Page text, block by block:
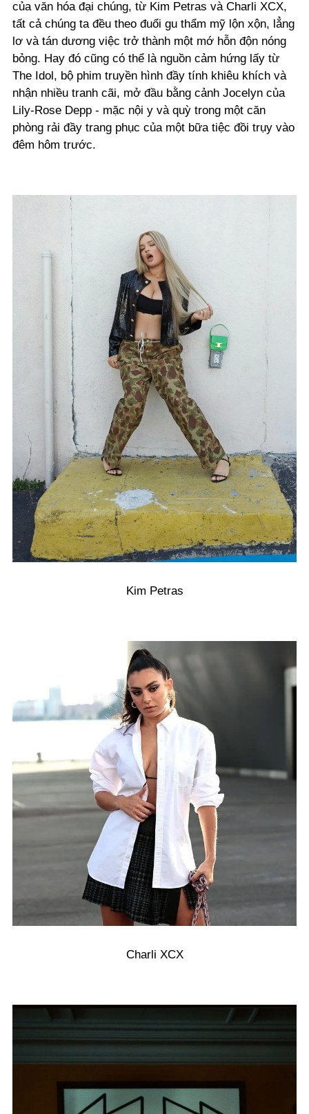
của văn hóa đại chúng, từ Kim Petras và Charli XCX,
tất cả chúng ta đều theo đuổi gu thẩm mỹ lộn xộn, lẳng
lơ và tán dương việc trở thành một mớ hỗn độn nóng
bỏng. Hay đó cũng có thể là nguồn cảm hứng lấy từ
The Idol, bộ phim truyền hình đầy tính khiêu khích và
nhận nhiều tranh cãi, mở đầu bằng cảnh Jocelyn của
Lily-Rose Depp - mặc nội y và quỳ trong một căn
phòng rải đầy trang phục của một bữa tiệc đồi trụy vào
đêm hôm trước.
Kim Petras
Charli XCX